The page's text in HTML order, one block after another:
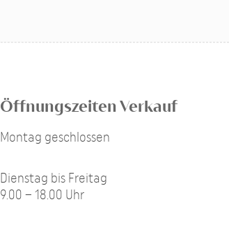
Öffnungszeiten Verkauf
Montag geschlossen
Dienstag bis Freitag
9.00 – 18.00 Uhr